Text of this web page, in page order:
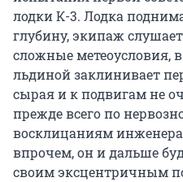
лодки К-3. Лодка
глубину, экипаж
сложные метеоусловия,
льдиной заклинивает
сырая и к подвигам не
прежде всего по
восклицаниям
впрочем, он и дальше
своим эксцентричным